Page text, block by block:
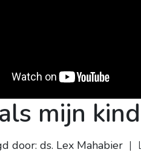
mijn
door: ds. Lex Mahabier |